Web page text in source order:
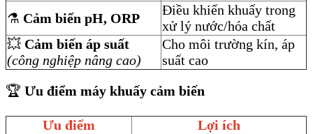
⚗️ Cảm biến pH, ORP
Điều khiển khuấy trong
xử lý nước/hóa chất
💥 Cảm biến áp suất
(công nghiệp nâng cao)
Cho môi trường kín, áp
suất cao
🏆 Ưu điểm máy khuấy cảm biến
Ưu điểm
Lợi ích